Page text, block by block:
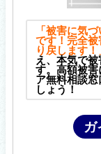
「被害に気
です！完全被
り戻します！
え、本気で
す。高額被害
ア無料相談
しょう！
ガ